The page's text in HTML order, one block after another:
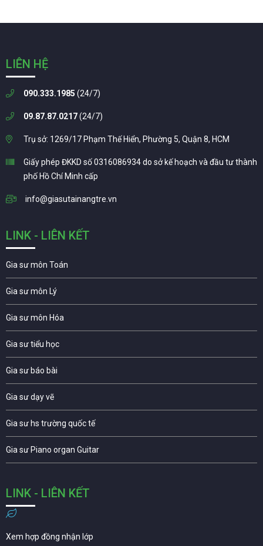
LIÊN HỆ
090.333.1985 (24/7)
09.87.87.0217(24/7)
Trụ sở: 1269/17 Phạm Thế Hiển, Phường 5, Quận 8, HCM
Giấy phép ĐKKD số 0316086934 do sở kế hoạch và đầu tư thành
phố Hồ Chí Minh cấp
info@giasutainangtre.vn
LINK - LIÊN KẾT
Gia sư môn Toán
Gia sư môn Lý
Gia sư môn Hóa
Gia sư tiểu học
Gia sư báo bài
Gia sư dạy vẽ
Gia sư hs trường quốc tế
Gia sư Piano organ Guitar
LINK - LIÊN KẾT
Xem hợp đồng nhận lớp